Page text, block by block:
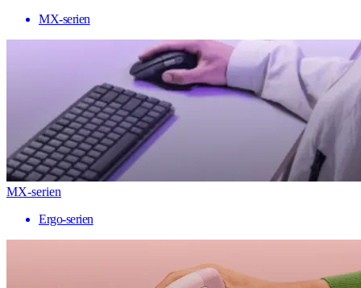
MX-serien
MX-serien
Ergo-serien